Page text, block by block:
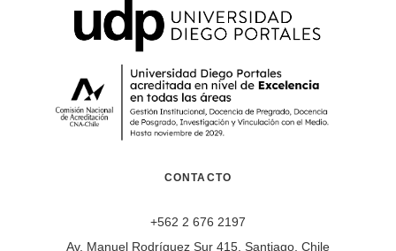
CONTACTO
+562 2 676 2197
Av. Manuel Rodríguez Sur 415, Santiago, Chile